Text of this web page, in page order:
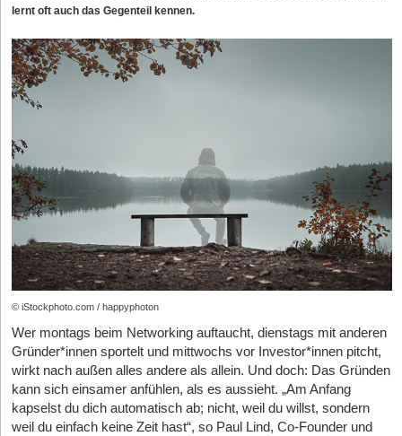
lernt oft auch das Gegenteil kennen.
© iStockphoto.com / happyphoton
Wer montags beim Networking auftaucht, dienstags mit anderen
Gründer*innen sportelt und mittwochs vor Investor*innen pitcht,
wirkt nach außen alles andere als allein. Und doch: Das Gründen
kann sich einsamer anfühlen, als es aussieht. „Am Anfang
kapselst du dich automatisch ab; nicht, weil du willst, sondern
weil du einfach keine Zeit hast“, so Paul Lind, Co-Founder und